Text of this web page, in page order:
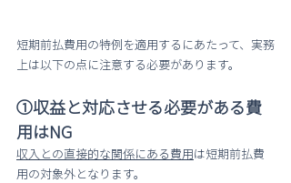
短期前払費用の特例を適用するにあたって、実務
上は以下の点に注意する必要があります。
①収益と対応させる必要がある費
用はNG
収入との直接的な関係にある費用は短期前払費
用の対象外となります。